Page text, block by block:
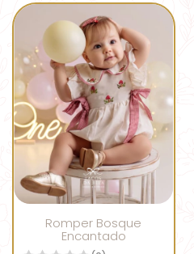
Romper Bosque
Encantado